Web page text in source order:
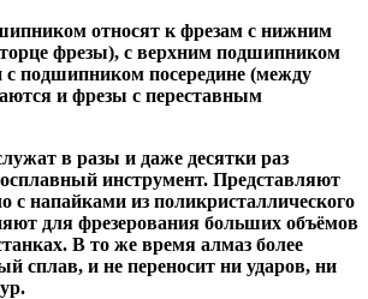
относят к фрезам с нижним
фрезы), с верхним подшипником
с подшипником посередине (между
и фрезы с переставным
в разы и даже десятки раз
инструмент. Представляют
с напайками из поликристаллического
для фрезерования больших объёмов
В то же время алмаз более
сплав, и не переносит ни ударов, ни